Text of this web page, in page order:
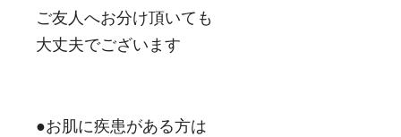
ご友人へお分け頂いても
大丈夫でございます
●お肌に疾患がある方は